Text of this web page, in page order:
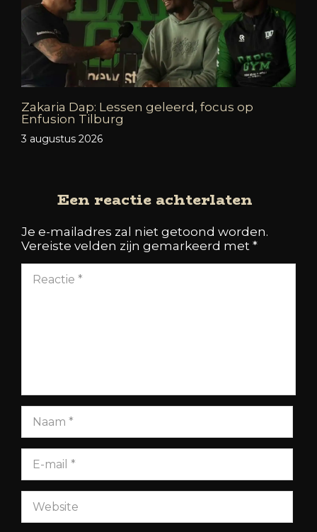
Zakaria Dap: Lessen geleerd, focus op
Enfusion Tilburg
3 augustus 2026
Een reactie achterlaten
Je e-mailadres zal niet getoond worden.
Vereiste velden zijn gemarkeerd met *